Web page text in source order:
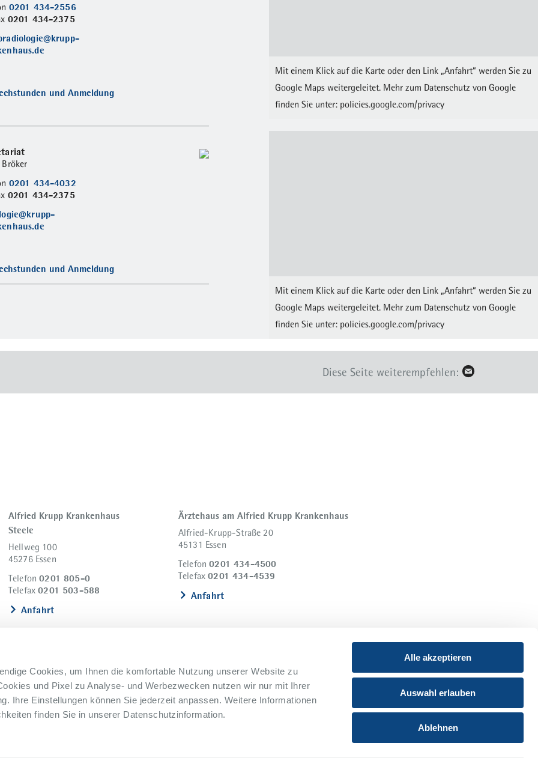
Cookies, um Ihnen die komfortable Nutzung unserer Website zu
und Pixel zu Analyse- und Werbezwecken nutzen wir nur mit Ihrer
Ihre Einstellungen können Sie jederzeit anpassen. Weitere Informationen
finden Sie in unserer Datenschutzinformation.
Alle akzeptieren
Auswahl erlauben
Ablehnen
0201 434-2556
0201 434-2375
und Anmeldung
Mit einem Klick auf die Karte oder den Link „Anfahrt“ werden Sie zu
Google Maps weitergeleitet. Mehr zum Datenschutz von Google
finden Sie unter: policies.google.com/privacy
Bröker
0201 434-4032
0201 434-2375
und Anmeldung
Mit einem Klick auf die Karte oder den Link „Anfahrt“ werden Sie zu
Google Maps weitergeleitet. Mehr zum Datenschutz von Google
finden Sie unter: policies.google.com/privacy
Diese Seite weiterempfehlen:
Alfried Krupp Krankenhaus
Steele
Hellweg 100
45276 Essen
Telefon0201 805-0
Telefax0201 503-588
Anfahrt
Ärztehaus am Alfried Krupp Krankenhaus
Alfried-Krupp-Straße 20
45131 Essen
Telefon0201 434-4500
Telefax0201 434-4539
Anfahrt
Lieferkettensorgfaltspflicht
Instagram
Youtube
Xing